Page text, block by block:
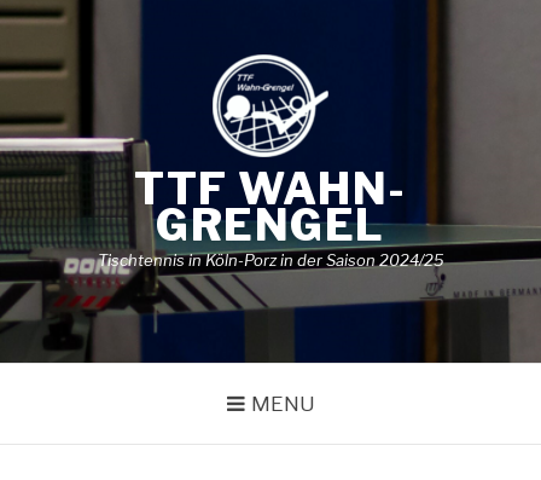
Skip
content
TTF WAHN-
GRENGEL
Tischtennis in Köln-Porz in der Saison 2024/25
MENU